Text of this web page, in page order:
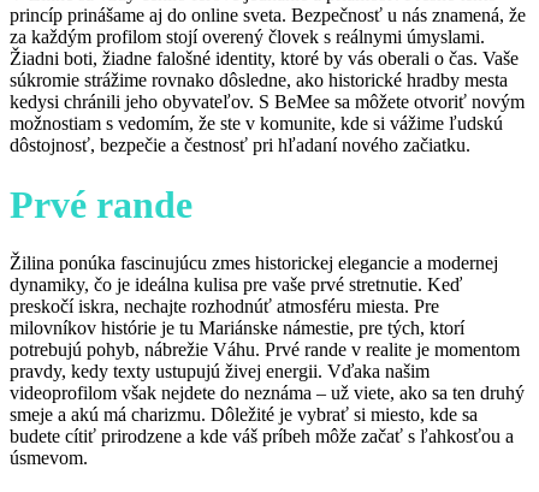
princíp prinášame aj do online sveta. Bezpečnosť u nás znamená, že
za každým profilom stojí overený človek s reálnymi úmyslami.
Žiadni boti, žiadne falošné identity, ktoré by vás oberali o čas. Vaše
súkromie strážime rovnako dôsledne, ako historické hradby mesta
kedysi chránili jeho obyvateľov. S BeMee sa môžete otvoriť novým
možnostiam s vedomím, že ste v komunite, kde si vážime ľudskú
dôstojnosť, bezpečie a čestnosť pri hľadaní nového začiatku.
Prvé rande
Žilina ponúka fascinujúcu zmes historickej elegancie a modernej
dynamiky, čo je ideálna kulisa pre vaše prvé stretnutie. Keď
preskočí iskra, nechajte rozhodnúť atmosféru miesta. Pre
milovníkov histórie je tu Mariánske námestie, pre tých, ktorí
potrebujú pohyb, nábrežie Váhu. Prvé rande v realite je momentom
pravdy, kedy texty ustupujú živej energii. Vďaka našim
videoprofilom však nejdete do neznáma – už viete, ako sa ten druhý
smeje a akú má charizmu. Dôležité je vybrať si miesto, kde sa
budete cítiť prirodzene a kde váš príbeh môže začať s ľahkosťou a
úsmevom.